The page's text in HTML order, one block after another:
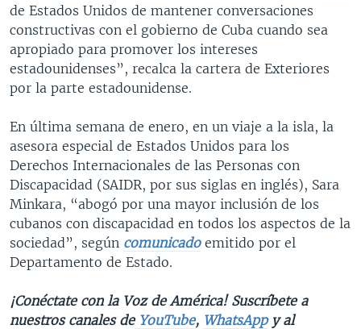
de Estados Unidos de mantener conversaciones
constructivas con el gobierno de Cuba cuando sea
apropiado para promover los intereses
estadounidenses”, recalca la cartera de Exteriores
por la parte estadounidense.
En última semana de enero, en un viaje a la isla, la
asesora especial de Estados Unidos para los
Derechos Internacionales de las Personas con
Discapacidad (SAIDR, por sus siglas en inglés), Sara
Minkara, “abogó por una mayor inclusión de los
cubanos con discapacidad en todos los aspectos de la
sociedad”, según comunicadoemitido por el
Departamento de Estado.
¡Conéctate con la Voz de América! Suscríbete a
nuestros canales deYouTube, WhatsAppy al